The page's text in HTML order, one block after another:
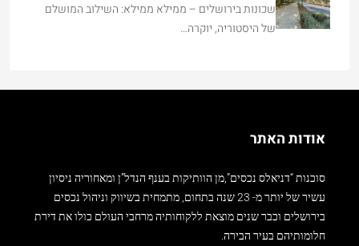
שכונות בירושלים – ממילא ממילא: השילוב המושלם
של היסטוריה, יוקרה…
אודות האתר
סוכנות “דניאלס נכסים”,מן הוותיקות בענף הנדל”ן ומאחוריה ניסיון
עשיר של יותר מ- 23 שנה בתחום, מתמחית בשיווק וניהול נכסים
בירושלים וכבר שנים מוצאת ללקוחותיה מרחבי העולם כולו את דירת
חלומותיהם בעיר הבירה.